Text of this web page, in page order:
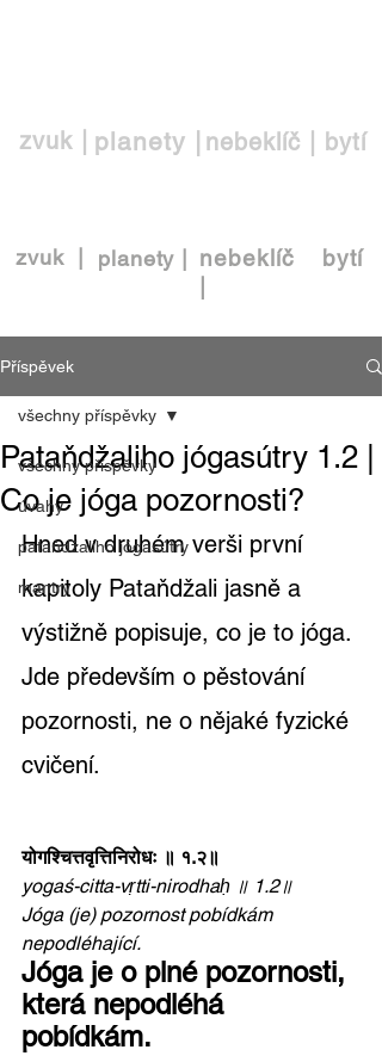
zvuk |planety |nebeklíč | bytí
zvuk | planety |
nebeklíč
bytí
Příspěvek
všechny příspěvky
úvahy
pataňdžaliho jógasútry
mantry
všechny příspěvky
Pataňdžaliho jógasútry 1.2 |
Co je jóga pozornosti?
Hned v druhém verši první
kapitoly Pataňdžali jasně a
výstižně popisuje, co je to jóga.
Jde především o pěstování
pozornosti, ne o nějaké fyzické
cvičení.
योगश्चित्तवृत्तिनिरोधः ॥ १.२॥
yogaś-citta-vṛtti-nirodhaḥ ॥ 1.2॥
Jóga (je) pozornost pobídkám
nepodléhající.
Jóga je o plné pozornosti,
která nepodléhá
pobídkám.